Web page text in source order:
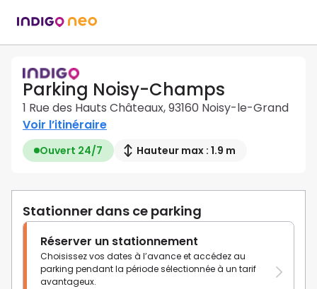
Parking Noisy-Champs
1 Rue des Hauts Châteaux, 93160 Noisy-le-Grand
Voir l’itinéraire
Ouvert 24/7 Hauteur max : 1.9 m
Stationner dans ce parking
Réserver un stationnement
Choisissez vos dates à l’avance et accédez au
parking pendant la période sélectionnée à un tarif
avantageux.